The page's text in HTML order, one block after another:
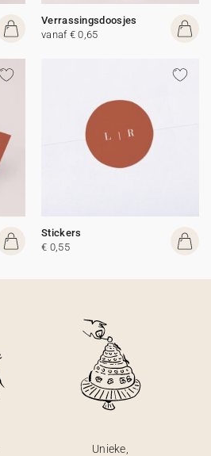
Verrassingsdoosjes
vanaf € 0,65
Stickers
€ 0,55
Unieke,